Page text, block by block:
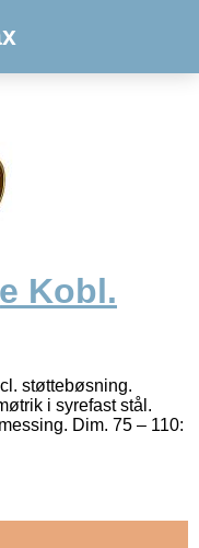
Kobl.
støttebøsning.
i syrefast stål.
Dim. 75 – 110: